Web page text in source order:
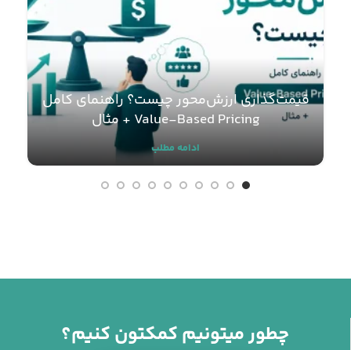
قیمت‌گذاری ارزش‌محور چیست؟ راهنمای کامل
Value-Based Pricing + مثال
ادامه مطلب
چطور میتونیم کمکتون کنیم؟